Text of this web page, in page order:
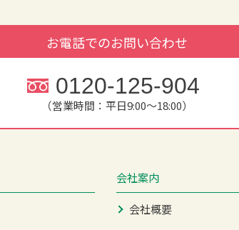
お電話でのお問い合わせ
0120-125-904
（営業時間：平日9:00～18:00）
会社案内
会社概要